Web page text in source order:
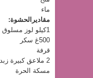
ماء
مقاديرالحشوة:
1كيلو لوز مسلوق
500غ سكر
قرفة
2 ملاعق كبيرة زبدة مدوبة
مسكة الحرة